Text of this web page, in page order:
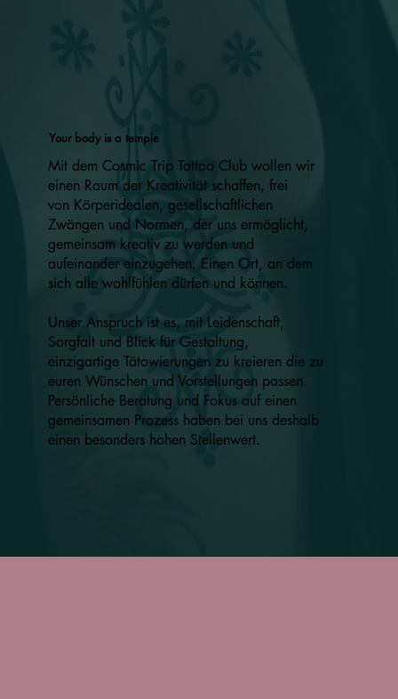
Your body is a temple
Mit dem Cosmic Trip Tattoo Club wollen wir
einen Raum der Kreativität schaffen, frei
von Körperidealen, gesellschaftlichen
Zwängen und Normen, der uns ermöglicht,
gemeinsam kreativ zu werden und
aufeinander einzugehen. Einen Ort, an dem
sich alle wohlfühlen dürfen und können.
Unser Anspruch ist es, mit Leidenschaft,
Sorgfalt und Blick für Gestaltung,
einzigartige Tätowierungen zu kreieren die zu
euren Wünschen und Vorstellungen passen.
Persönliche Beratung und Fokus auf einen
gemeinsamen Prozess haben bei uns deshalb
einen besonders hohen Stellenwert.